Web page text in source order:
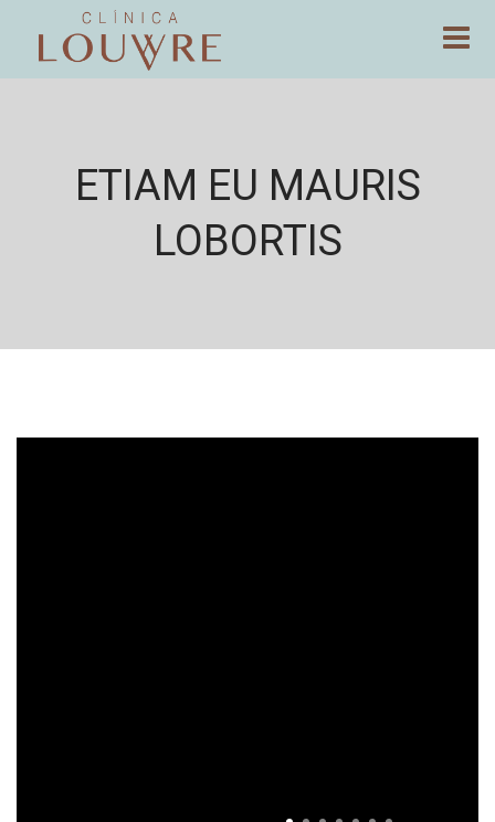
ETIAM EU MAURIS
LOBORTIS